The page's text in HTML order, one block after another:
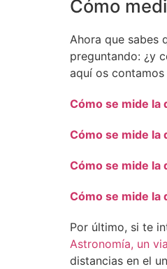
Cómo
Ahora que sabes
preguntando: ¿y
aquí os
Cómo se mide la
Cómo se mide la
Cómo se mide la
Cómo se mide la
Por último, si te
Astronomía, un
distancias en el